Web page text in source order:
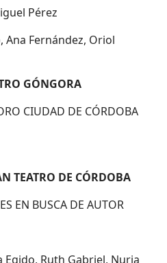
Pérez
Ana Fernández, Oriol
GÓNGORA
CIUDAD DE CÓRDOBA
TEATRO DE CÓRDOBA
EN BUSCA DE AUTOR
Egido, Ruth Gabriel, Nuria